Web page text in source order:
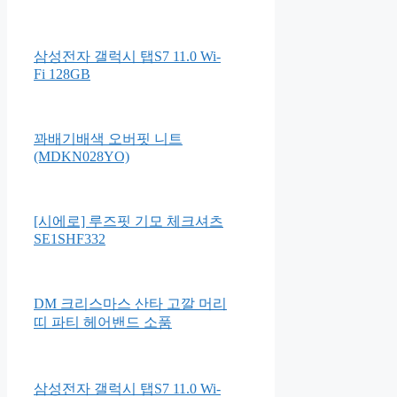
삼성전자 갤럭시 탭S7 11.0 Wi-
Fi 128GB
꽈배기배색 오버핏 니트
(MDKN028YO)
[시에로] 루즈핏 기모 체크셔츠
SE1SHF332
DM 크리스마스 산타 고깔 머리
띠 파티 헤어밴드 소품
삼성전자 갤럭시 탭S7 11.0 Wi-